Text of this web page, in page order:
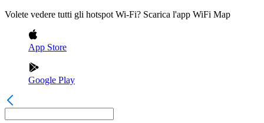
Volete vedere tutti gli hotspot Wi-Fi? Scarica l'app WiFi Map
App Store
Google Play